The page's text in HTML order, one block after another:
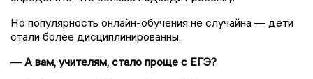
Но популярность онлайн-обучения не случайна — дети
стали более дисциплинированны.
— А вам, учителям, стало проще с ЕГЭ?